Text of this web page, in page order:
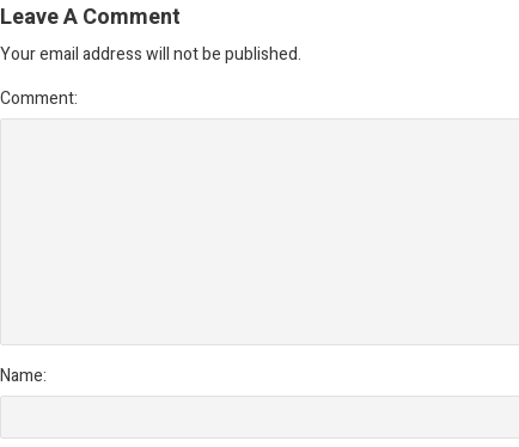
Leave A Comment
Your email address will not be published.
Comment:
Name: